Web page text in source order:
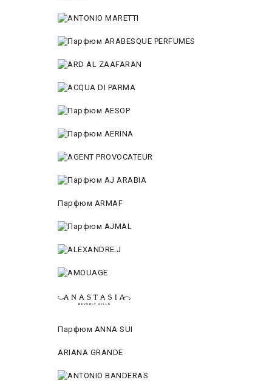
Парфюм ARMAF
Парфюм ANNA SUI
ARIANA GRANDE